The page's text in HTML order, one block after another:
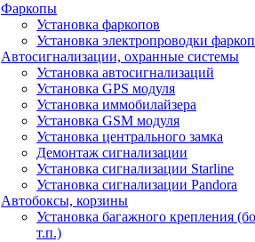
Фаркопы
Установка фаркопов
Установка электропроводки
Автосигнализации, охранные системы
Установка автосигнализаций
Установка GPS модуля
Установка иммобилайзера
Установка GSM модуля
Установка центрального замка
Демонтаж сигнализации
Установка сигнализации Starline
Установка сигнализации Pandora
Автобоксы, корзины
Установка багажного крепления
т.п.)